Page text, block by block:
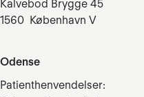
Kalvebod Brygge 45
1560 København V
Odense
Patienthenvendelser: